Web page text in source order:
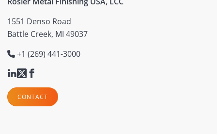
1551 Denso Road
Battle Creek, MI 49037
+1 (269) 441-3000
CONTACT